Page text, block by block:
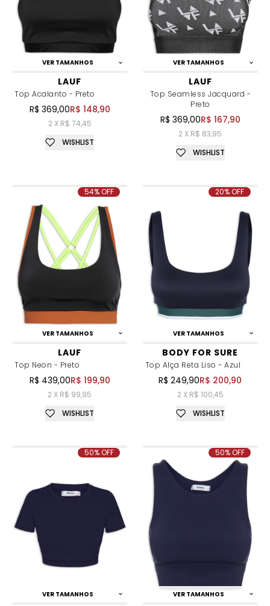
VER TAMANHOS
LAUF
Top Acalanto - Preto
R$ 369,00R$ 148,90
2 X R$ 74,45
WISHLIST
VER TAMANHOS
LAUF
Top Seamless Jacquard -
Preto
R$ 369,00R$ 167,90
2 X R$ 83,95
WISHLIST
VER TAMANHOS
LAUF
Top Neon - Preto
R$ 439,00R$ 199,90
2 X R$ 99,95
54% OFF
WISHLIST
VER TAMANHOS
BODY FOR SURE
Top Alça Reta Liso - Azul
R$ 249,90R$ 200,90
2 X R$ 100,45
20% OFF
WISHLIST
VER TAMANHOS
50% OFF
VER TAMANHOS
50% OFF